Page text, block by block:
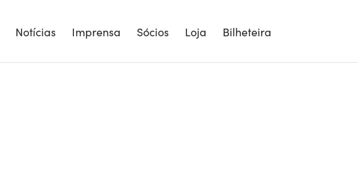
Notícias Imprensa Sócios Loja Bilheteira